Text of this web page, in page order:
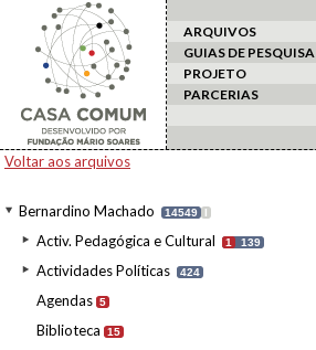
ARQUIVOS
GUIAS DE PESQUISA
PROJETO
PARCERIAS
Voltar aos arquivos
Bernardino Machado 14549 I
Activ. Pedagógica e Cultural 1 139
Actividades Políticas 424
Agendas 5
Biblioteca 15